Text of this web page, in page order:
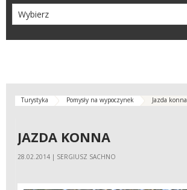
Turystyka Pomysły na wypoczynek Jazda konna
JAZDA KONNA
28.02.2014 | SERGIUSZ SACHNO